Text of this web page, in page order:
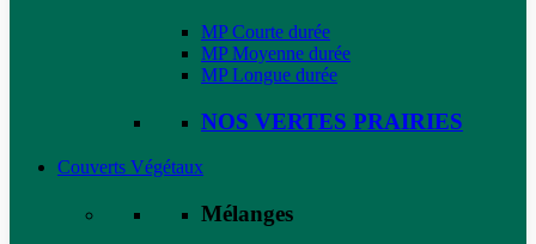
MP Courte durée
MP Moyenne durée
MP Longue durée
NOS VERTES PRAIRIES
Couverts Végétaux
Mélanges